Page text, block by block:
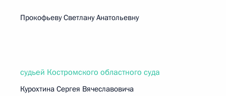
Прокофьеву Светлану Анатольевну
судьей Костромского областного суда
Курохтина Сергея Вячеславовича